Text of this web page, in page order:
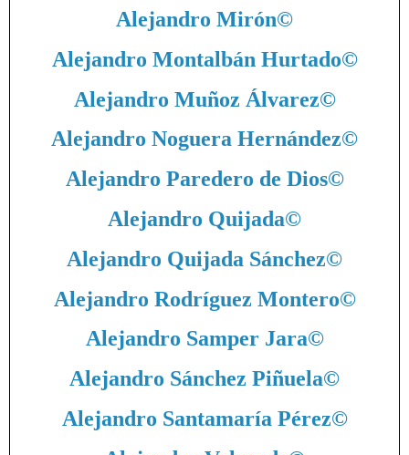
Alejandro Mirón©
Alejandro Montalbán Hurtado©
Alejandro Muñoz Álvarez©
Alejandro Noguera Hernández©
Alejandro Paredero de Dios©
Alejandro Quijada©
Alejandro Quijada Sánchez©
Alejandro Rodríguez Montero©
Alejandro Samper Jara©
Alejandro Sánchez Piñuela©
Alejandro Santamaría Pérez©